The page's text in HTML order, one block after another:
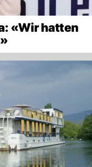
«Wir hatten